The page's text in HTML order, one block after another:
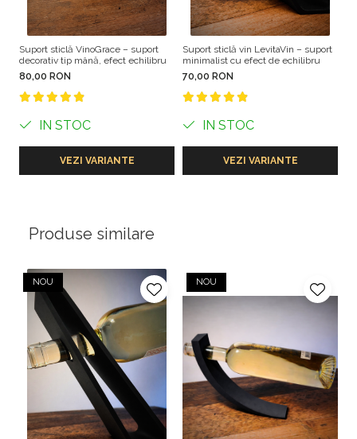
Compatibil cu majoritatea sticlelor standard de vin
(750 ml).
Nu este recomandat pentru sticle foarte scurte, foarte
late sau cu forme atipice.
INSTRUCȚIUNI
Introdu sticla în unghi, până când se stabilizează
Suport sticlă VinoGrace – suport
decorativ tip mână, efect echilibru
80,00 RON
IN STOC
VEZI VARIANTE
Suport sticlă vin LevitaVin – suport
minimalist cu efect de echilibru
70,00 RON
IN STOC
VEZI VARIANTE
Produse similare
NOU NOU